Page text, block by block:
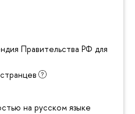
Правительства РФ для
на русском языке